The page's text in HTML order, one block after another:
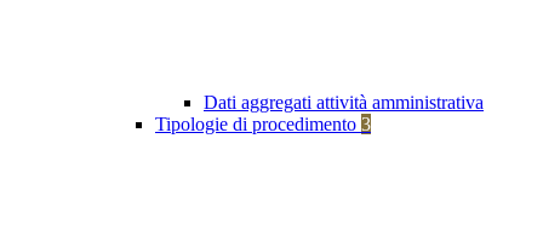
Dati aggregati attività amministrativa
Tipologie di procedimento 3